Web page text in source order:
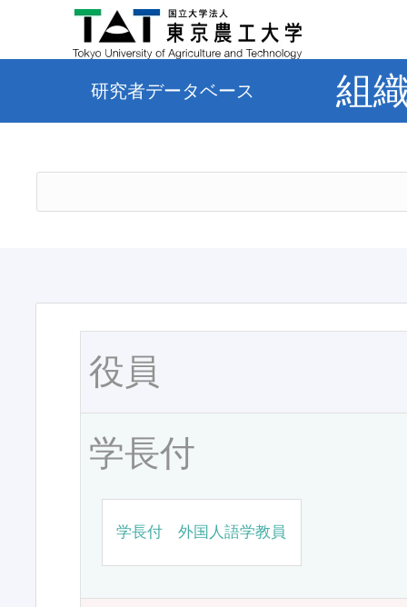
研究者データベース 組
役員
学長付
学長付 外国人語学教員